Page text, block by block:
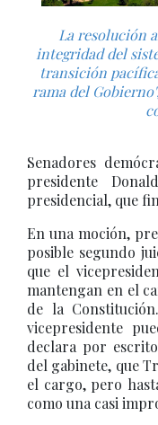
La resolución
integridad del
transición
rama del
Senadores
presidente
presidencial, que
En una moción,
posible segundo
que el
mantengan en el
de la
vicepresidente
declara por
del gabinete, que
el cargo, pero
como una casi